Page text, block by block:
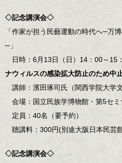
◇記念講演会◇
「作家が担う民藝運動の時代へ─万
─」
日時：6月13日（日）14：00～15
ナウィルスの感染拡大防止のため中
講師：濱田琢司氏（関西学院大学文
会場：国立民族学博物館・第5セ
定員：40名（要予約）
聴講料：300円(別途大阪日本民芸
◇記念講演会◇